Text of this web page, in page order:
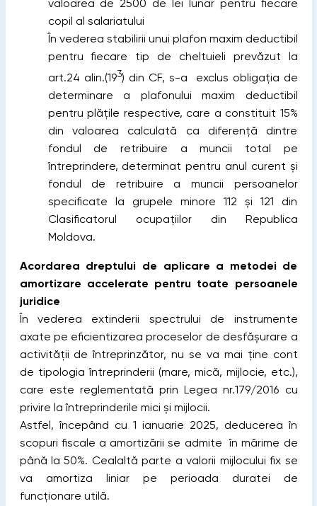
valoarea de 2500 de lei lunar pentru fiecare
copil al salariatului
În vederea stabilirii unui plafon maxim deductibil
pentru fiecare tip de cheltuieli prevăzut la
art.24 alin.(193) din CF, s-a exclus obligația de
determinare a plafonului maxim deductibil
pentru plățile respective, care a constituit 15%
din valoarea calculată ca diferență dintre
fondul de retribuire a muncii total pe
întreprindere, determinat pentru anul curent și
fondul de retribuire a muncii persoanelor
specificate la grupele minore 112 şi 121 din
Clasificatorul ocupațiilor din Republica
Moldova.
Acordarea dreptului de aplicare a metodei de
amortizare accelerate pentru toate persoanele
juridice
În vederea extinderii spectrului de instrumente
axate pe eficientizarea proceselor de desfășurare a
activității de întreprinzător, nu se va mai ține cont
de tipologia întreprinderii (mare, mică, mijlocie, etc.),
care este reglementată prin Legea nr.179/2016 cu
privire la întreprinderile mici şi mijlocii.
Astfel, începând cu 1 ianuarie 2025, deducerea în
scopuri fiscale a amortizării se admite în mărime de
până la 50%. Cealaltă parte a valorii mijlocului fix se
va amortiza liniar pe perioada duratei de
funcționare utilă.